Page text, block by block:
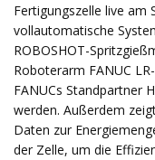
Fertigungszelle live am
vollautomatische
ROBOSHOT-
Roboterarm FANUC
FANUCs Standpartner
werden. Außerdem
Daten zur
der Zelle, um die